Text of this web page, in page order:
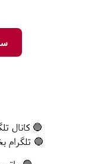
🔵 کانال
🔵